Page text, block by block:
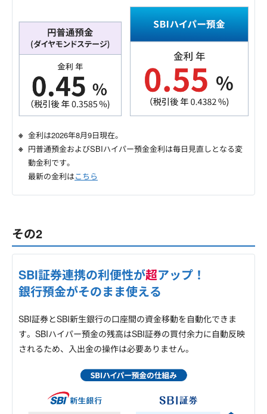
金利は2026年8月9日現在。
円普通預金およびSBIハイパー預金金利は毎日見直しとなる変
動金利です。
最新の金利はこちら
その2
SBI証券連携の利便性が超アップ！
銀行預金がそのまま使える
SBI証券とSBI新生銀行の口座間の資金移動を自動化できま
す。SBIハイパー預金の残高はSBI証券の買付余力に自動反映
されるため、入出金の操作は必要ありません。